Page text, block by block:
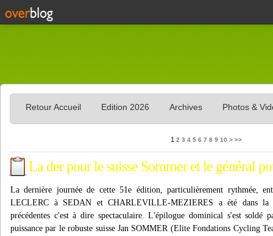
Retour Accueil Edition 2026 Archives Photos &
1 2 3 4 5 6 7 8 9 10 20
30
40
50
60
70
80
90
100
> >>
La der pour le suisse Sommer et le général
La dernière journée de cette 51e édition, particulièrement rythmée,
LECLERC à SEDAN et CHARLEVILLE-MEZIERES a été dans la
précédentes c'est à dire spectaculaire. L'épilogue dominical s'est soldé
puissance par le robuste suisse Jan SOMMER (Elite Fondations Cycling